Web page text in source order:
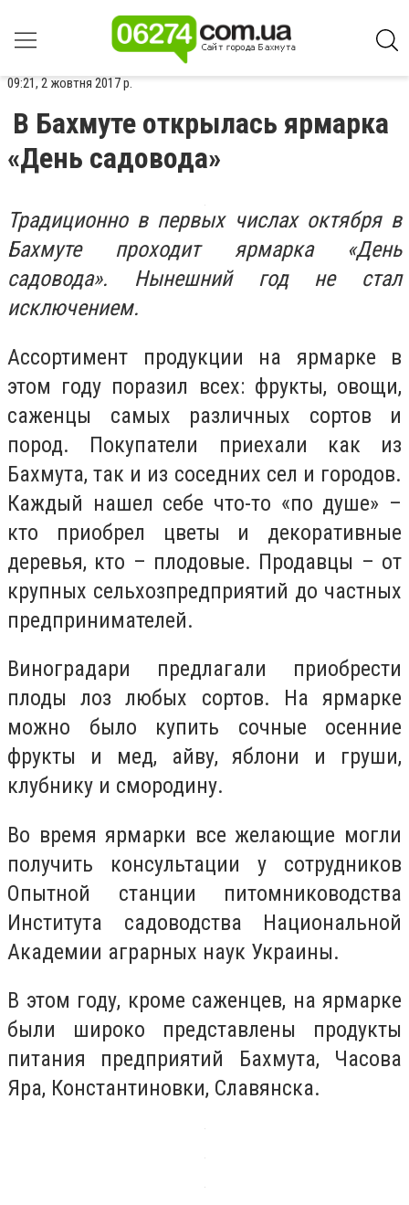
09:21, 2 жовтня 2017 р.
В Бахмуте открылась ярмарка
«День садовода»
Традиционно в первых числах октября в
Бахмуте проходит ярмарка «День
садовода». Нынешний год не стал
исключением.
Ассортимент продукции на ярмарке в
этом году поразил всех: фрукты, овощи,
саженцы самых различных сортов и
пород. Покупатели приехали как из
Бахмута, так и из соседних сел и городов.
Каждый нашел себе что-то «по душе» –
кто приобрел цветы и декоративные
деревья, кто – плодовые. Продавцы – от
крупных сельхозпредприятий до частных
предпринимателей.
Виноградари предлагали приобрести
плоды лоз любых сортов. На ярмарке
можно было купить сочные осенние
фрукты и мед, айву, яблони и груши,
клубнику и смородину.
Во время ярмарки все желающие могли
получить консультации у сотрудников
Опытной станции питомниководства
Института садоводства Национальной
Академии аграрных наук Украины.
В этом году, кроме саженцев, на ярмарке
были широко представлены продукты
питания предприятий Бахмута, Часова
Яра, Константиновки, Славянска.